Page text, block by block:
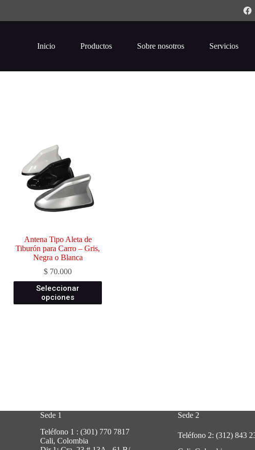
Inicio Productos Sobre nosotros Servicios
Antena Tipo Aleta de
Tiburón para Carro – Gris,
Negra o Blanca
$ 70.000
Seleccionar
opciones
Este
producto
tiene
producto
Sede 1
Teléfono 1 : (301) 770 7817
Cali, Colombia
Sede 2
Teléfono 2: (312) 843